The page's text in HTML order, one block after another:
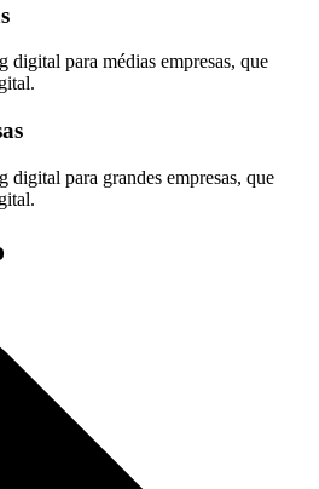
digital para médias empresas, que
digital para grandes empresas, que